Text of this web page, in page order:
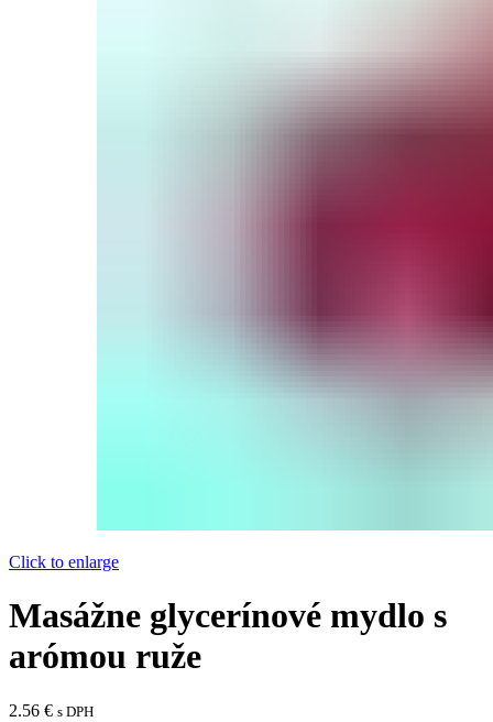
Click to enlarge
Masážne glycerínové mydlo s
arómou ruže
2.56 € s DPH